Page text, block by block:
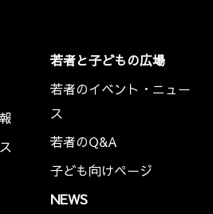
若者と子どもの広場
若者のイベント・ニュー
ス
若者のQ&A
子ども向けページ
NEWS